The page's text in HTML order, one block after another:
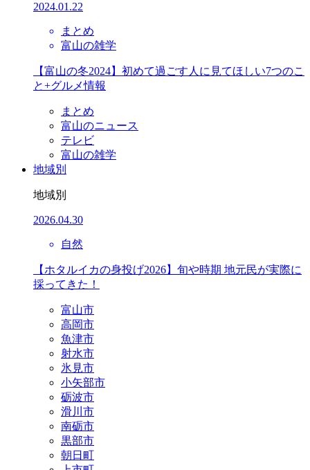
2024.01.22
まとめ
富山の雑学
【富山の冬2024】初めて過ごす人に見てほしい7つのこ
と+グルメ情報
まとめ
富山のニュース
テレビ
富山の雑学
地域別
地域別
2026.04.30
自然
【ホタルイカの身投げ2026】旬や時期 地元民が実際に
採ってきた！
富山市
高岡市
魚津市
射水市
氷見市
小矢部市
砺波市
滑川市
南砺市
黒部市
朝日町